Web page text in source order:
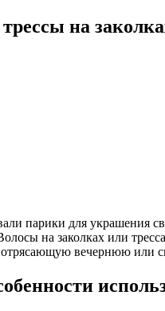
на
парики для украшения
на заколках или
вечернюю или